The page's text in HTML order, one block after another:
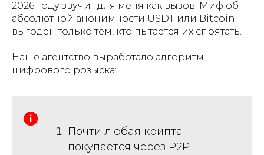
2026 году звучит для меня как вызов. Миф об
абсолютной анонимности USDT или Bitcoin
выгоден только тем, кто пытается их спрятать.
Наше агентство выработало алгоритм
цифрового розыска:
Почти любая крипта
покупается через P2P-